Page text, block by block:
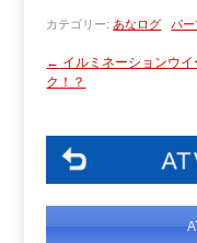
カテゴリー: あなログ パー
← イルミネーションウイ
ク！？